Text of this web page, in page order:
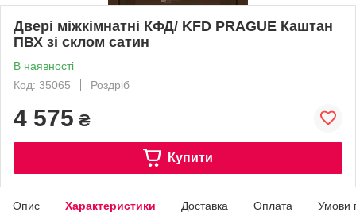
Двері міжкімнатні КФД/ KFD PRAGUE Каштан
ПВХ зі склом сатин
В наявності
Код: 35065
Роздріб
4 575 ₴
Купити
Опис Характеристики Доставка Оплата Умови